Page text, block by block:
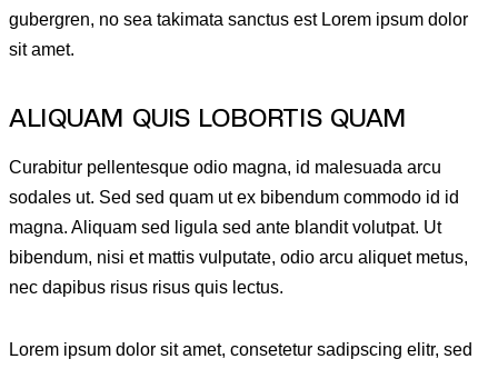
gubergren, no sea takimata sanctus est Lorem ipsum dolor
sit amet.
ALIQUAM QUIS LOBORTIS QUAM
Curabitur pellentesque odio magna, id malesuada arcu
sodales ut. Sed sed quam ut ex bibendum commodo id id
magna. Aliquam sed ligula sed ante blandit volutpat. Ut
bibendum, nisi et mattis vulputate, odio arcu aliquet metus,
nec dapibus risus risus quis lectus.
Lorem ipsum dolor sit amet, consetetur sadipscing elitr, sed